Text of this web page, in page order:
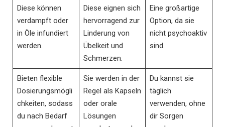
Diese können
verdampft oder
in Öle infundiert
werden.
Diese eignen sich
hervorragend zur
Linderung von
Übelkeit und
Schmerzen.
Eine großartige
Option, da sie
nicht psychoaktiv
sind.
Bieten flexible
Dosierungsmögli
chkeiten, sodass
du nach Bedarf
Sie werden in der
Regel als Kapseln
oder orale
Lösungen
Du kannst sie
täglich
verwenden, ohne
dir Sorgen